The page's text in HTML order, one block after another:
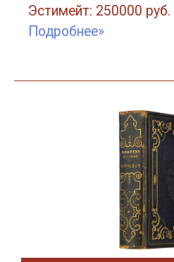
Эстимейт: 250000 руб.
Подробнее»